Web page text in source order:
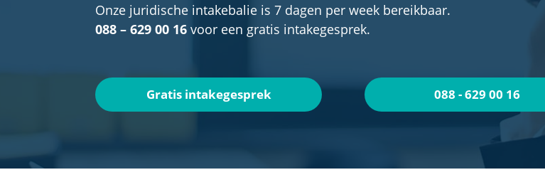
Onze juridische intakebalie is 7 dagen per week bereikbaar.
088 – 629 00 16 voor een gratis intakegesprek.
Gratis intakegesprek 088 - 629 00 16